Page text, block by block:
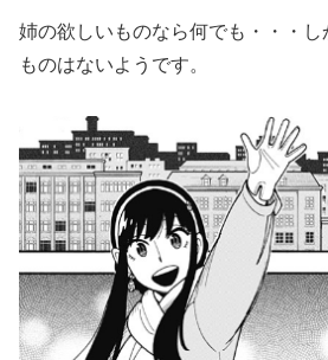
姉の欲しいものなら何でも・・・
ものはないようです。